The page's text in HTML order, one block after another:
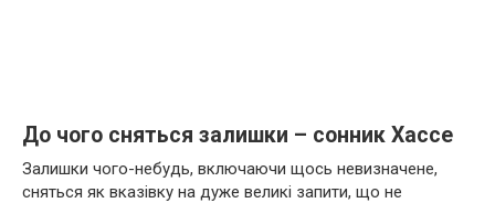
До чого сняться залишки – сонник Хассе
Залишки чого-небудь, включаючи щось невизначене,
сняться як вказівку на дуже великі запити, що не